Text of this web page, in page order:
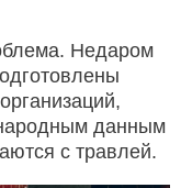
Недаром
данным
с травлей.